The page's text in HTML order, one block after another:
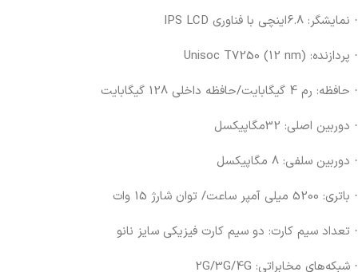
· نمایشگر: 6.8اینچی با فناوری IPS LCD
· پردازنده: Unisoc T7250 (12 nm)
· حافظه: رم 4 گیگابایت/حافظه داخلی 128 گیگابایت
· دوربین اصلی: 32مگاپیکسل
· دوربین سلفی: 8 مگاپیکسل
· باتری: 5200 میلی آمپر ساعت/ توان شارژ 15 وات
· تعداد سیم کارت: دو سیم کارت فیزیکی سایز نانو
· شبکه‌های مخابراتی: 2G/3G/4G